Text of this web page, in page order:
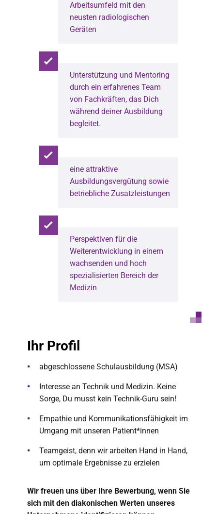
Arbeitsumfeld mit den
neusten radiologischen
Geräten
Unterstützung und Mentoring
durch ein erfahrenes Team
von Fachkräften, das Dich
während deiner Ausbildung
begleitet.
eine attraktive
Ausbildungsvergütung sowie
betriebliche Zusatzleistungen
Perspektiven für die
Weiterentwicklung in einem
wachsenden und hoch
spezialisierten Bereich der
Medizin
Ihr Profil
abgeschlossene Schulausbildung (MSA)
Interesse an Technik und Medizin. Keine
Sorge, Du musst kein Technik-Guru sein!
Empathie und Kommunikationsfähigkeit im
Umgang mit unseren Patient*innen
Teamgeist, denn wir arbeiten Hand in Hand,
um optimale Ergebnisse zu erzielen
Wir freuen uns über Ihre Bewerbung, wenn Sie
sich mit den diakonischen Werten unseres